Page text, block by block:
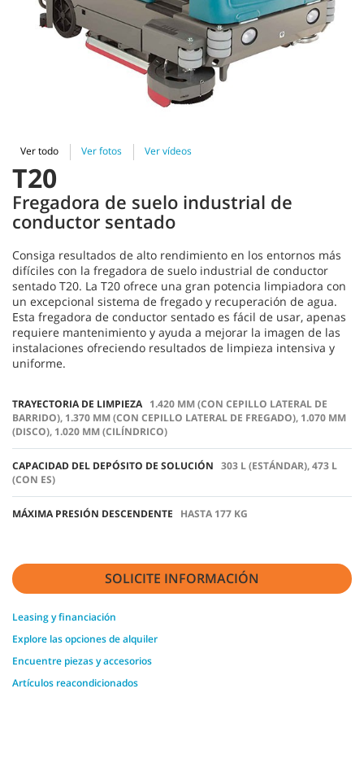
Ver todo Ver fotos Ver vídeos
T20
Fregadora de suelo industrial de
conductor sentado
Consiga resultados de alto rendimiento en los entornos más
difíciles con la fregadora de suelo industrial de conductor
sentado T20. La T20 ofrece una gran potencia limpiadora con
un excepcional sistema de fregado y recuperación de agua.
Esta fregadora de conductor sentado es fácil de usar, apenas
requiere mantenimiento y ayuda a mejorar la imagen de las
instalaciones ofreciendo resultados de limpieza intensiva y
uniforme.
TRAYECTORIA DE LIMPIEZA 1.420 MM (CON CEPILLO LATERAL DE
BARRIDO), 1.370 MM (CON CEPILLO LATERAL DE FREGADO), 1.070 MM
(DISCO), 1.020 MM (CILÍNDRICO)
CAPACIDAD DEL DEPÓSITO DE SOLUCIÓN 303 L (ESTÁNDAR), 473 L
(CON ES)
MÁXIMA PRESIÓN DESCENDENTE HASTA 177 KG
SOLICITE INFORMACIÓN
Leasing y financiación
Explore las opciones de alquiler
Encuentre piezas y accesorios
Artículos reacondicionados